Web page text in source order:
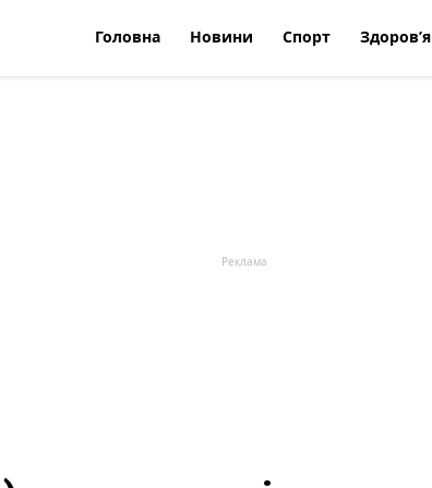
Головна Новини Спорт Здоров’я